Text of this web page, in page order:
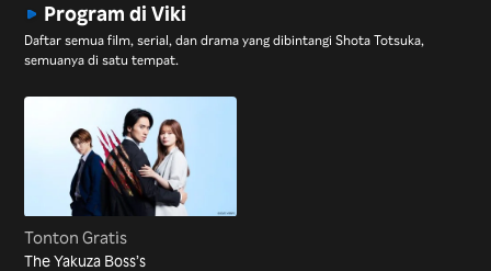
Program di Viki
Daftar semua film, serial, dan drama yang dibintangi Shota Totsuka,
semuanya di satu tempat.
Tonton Gratis
The Yakuza Boss’s